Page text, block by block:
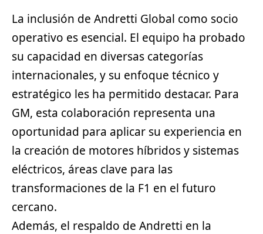
La inclusión de Andretti Global como socio
operativo es esencial. El equipo ha probado
su capacidad en diversas categorías
internacionales, y su enfoque técnico y
estratégico les ha permitido destacar. Para
GM, esta colaboración representa una
oportunidad para aplicar su experiencia en
la creación de motores híbridos y sistemas
eléctricos, áreas clave para las
transformaciones de la F1 en el futuro
cercano.
Además, el respaldo de Andretti en la